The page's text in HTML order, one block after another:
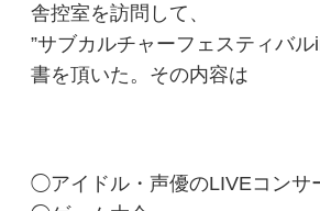
舎控室を訪問して、
”サブカルチャーフェスティバ
書を頂いた。その内容は
◯アイドル・声優のLIVEコンサ